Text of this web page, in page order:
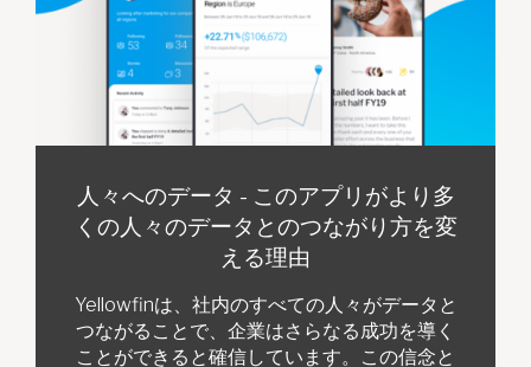
人々へのデータ - このアプリがより多
くの人々のデータとのつながり方を変
える理由
Yellowfinは、社内のすべての人々がデータと
つながることで、企業はさらなる成功を導く
ことができると確信しています。この信念と